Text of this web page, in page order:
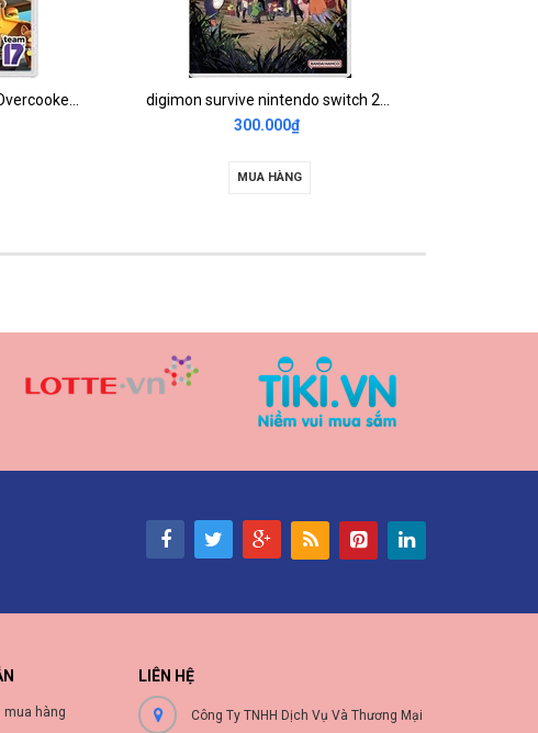
300.000₫
MUA HÀNG
mua hàng
LIÊN HỆ
Công Ty TNHH Dịch Vụ Và Thương Mại